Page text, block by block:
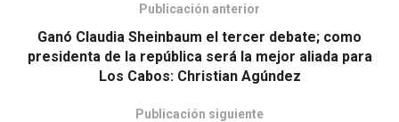
Publicación anterior
Ganó Claudia Sheinbaum el tercer debate; como
presidenta de la república será la mejor aliada para
Los Cabos: Christian Agúndez
Publicación siguiente